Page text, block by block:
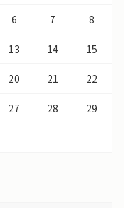
6 7 8
13 14 15
20 21 22
27 28 29